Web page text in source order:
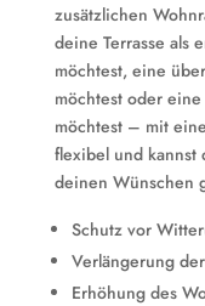
zusätzlichen
deine Terrasse als
möchtest, eine
möchtest oder
möchtest – mit
flexibel und kannst
deinen Wünschen
Schutz vor
Verlängerung
Erhöhung des